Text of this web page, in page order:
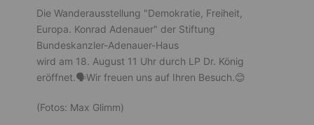
Die Wanderausstellung "Demokratie, Freiheit,
Europa. Konrad Adenauer" der Stiftung
Bundeskanzler-Adenauer-Haus
wird am 18. August 11 Uhr durch LP Dr. König
eröffnet.🗣️Wir freuen uns auf Ihren Besuch.😊
(Fotos: Max Glimm)